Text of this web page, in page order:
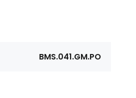
BMS.041.GM.PO